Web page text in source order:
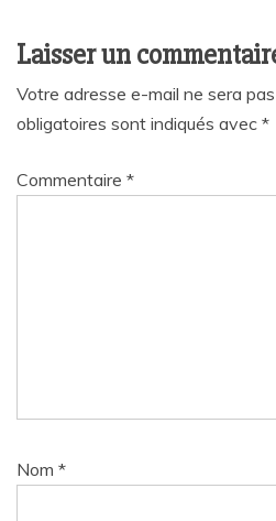
Laisser un
Votre adresse e-mail ne sera pas
obligatoires sont indiqués avec *
Commentaire *
Nom *